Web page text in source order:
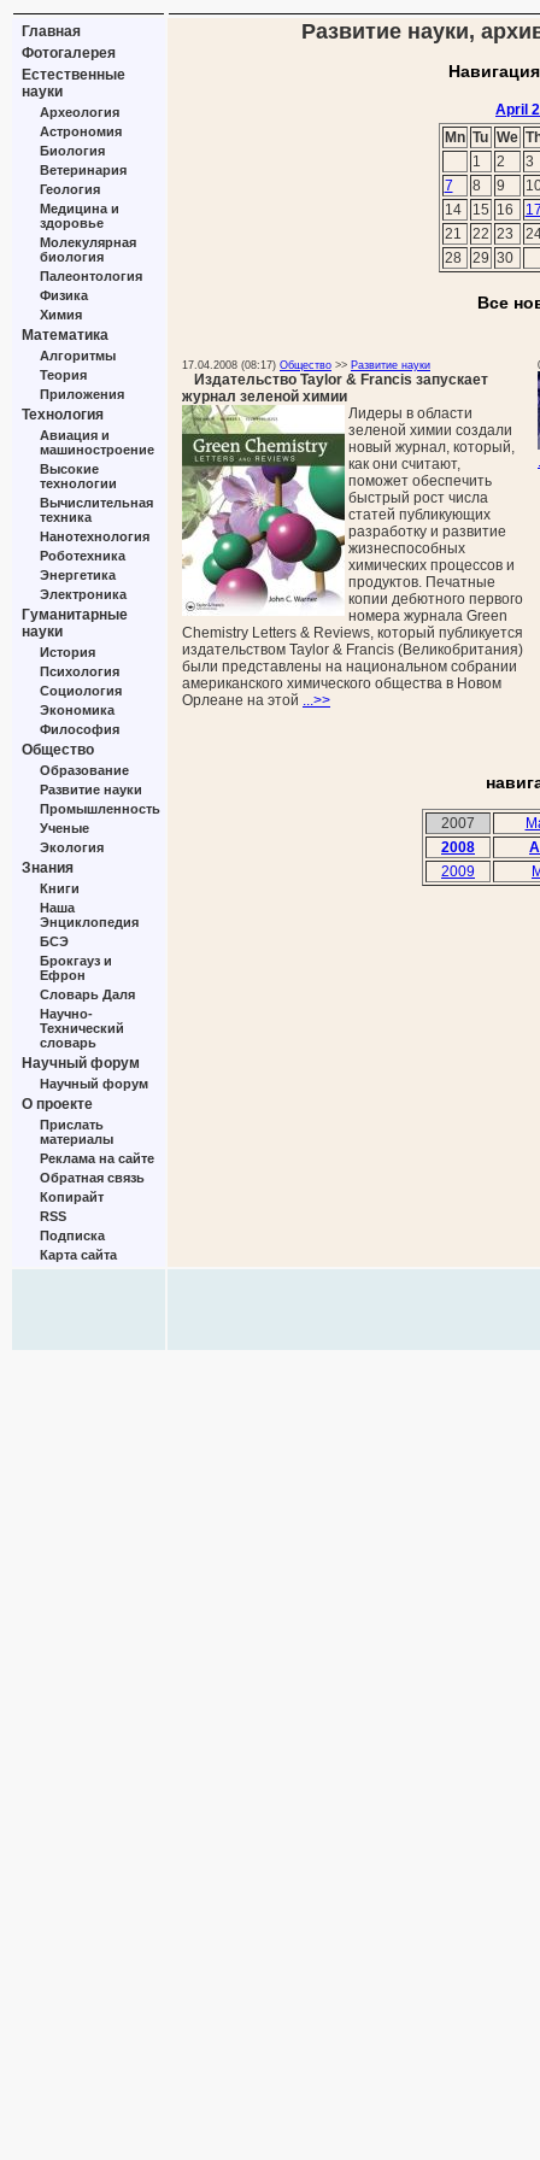
Главная
Фотогалерея
Естественные
науки
Археология
Астрономия
Биология
Ветеринария
Геология
Медицина и
здоровье
Молекулярная
биология
Палеонтология
Физика
Химия
Математика
Алгоритмы
Теория
Приложения
Технология
Авиация и
машиностроение
Высокие
технологии
Вычислительная
техника
Нанотехнология
Роботехника
Энергетика
Электроника
Гуманитарные
науки
История
Психология
Социология
Экономика
Философия
Общество
Образование
Развитие науки
Промышленность
Ученые
Экология
Знания
Книги
Наша
Энциклопедия
БСЭ
Брокгауз и
Ефрон
Словарь Даля
Научно-
Технический
словарь
Научный форум
Научный форум
О проекте
Прислать
материалы
Реклама на сайте
Обратная связь
Копирайт
RSS
Подписка
Карта сайта
Развитие науки,
April
Mn Tu We
1
2
3
7
8 9
14
15 16
21
22 23
28
29 30
Все
17.04.2008 (08:17) Общество >> Развитие науки
Издательство Taylor & Francis запускает
журнал зеленой химии
Лидеры в области
зеленой химии создали
новый журнал, который,
как они считают,
поможет обеспечить
быстрый рост числа
статей публикующих
разработку и развитие
жизнеспособных
химических процессов и
продуктов. Печатные
копии дебютного первого
номера журнала Green
Chemistry Letters & Reviews, который публикуется
издательством Taylor & Francis (Великобритания)
были представлены на национальном собрании
американского химического общества в Новом
Орлеане на этой ...>>
2007
2008
2009